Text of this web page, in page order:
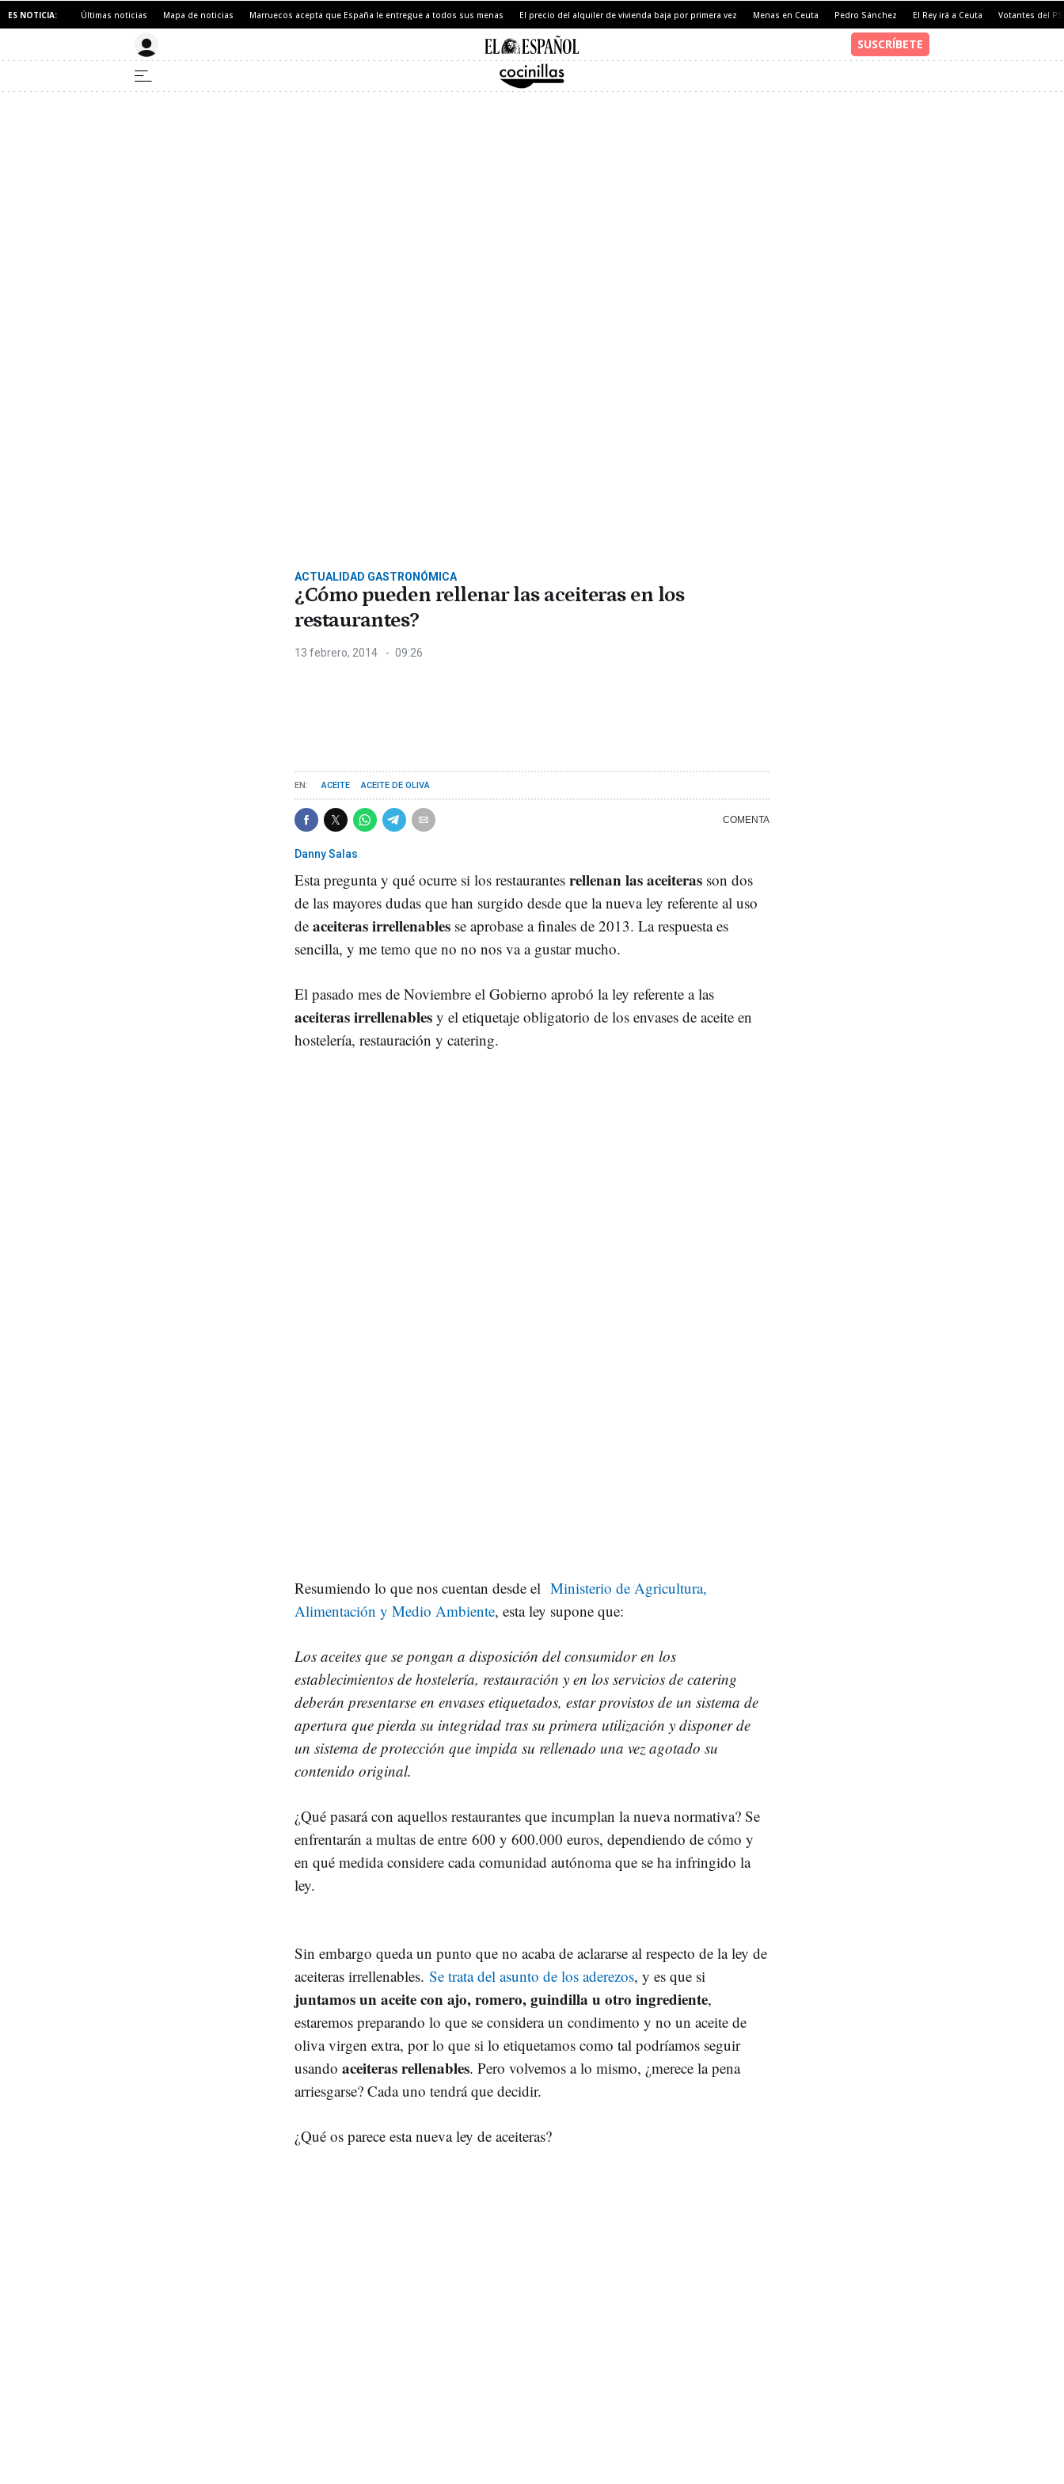
ES NOTICIA: Últimas noticias Mapa de noticias Marruecos acepta que España le entregue a todos sus menas El precio del alquiler de vivienda baja por primera vez Menas en Ceuta Pedro Sánchez El Rey irá a Ceuta Votantes del
ACTUALIDAD GASTRONÓMICA
¿Cómo pueden rellenar las aceiteras en los
restaurantes?
13 febrero, 2014 09:26
ACEITE ACEITE DE OLIVA
Danny Salas
Esta pregunta y qué ocurre si los restaurantes rellenan las aceiteras son dos
de las mayores dudas que han surgido desde que la nueva ley referente al uso
de aceiteras irrellenables se aprobase a finales de 2013. La respuesta es
sencilla, y me temo que no no nos va a gustar mucho.
El pasado mes de Noviembre el Gobierno aprobó la ley referente a las
aceiteras irrellenables y el etiquetaje obligatorio de los envases de aceite en
hostelería, restauración y catering.
Resumiendo lo que nos cuentan desde el Ministerio de Agricultura,
Alimentación y Medio Ambiente, esta ley supone que:
Los aceites que se pongan a disposición del consumidor en los
establecimientos de hostelería, restauración y en los servicios de catering
deberán presentarse en envases etiquetados, estar provistos de un sistema de
apertura que pierda su integridad tras su primera utilización y disponer de
un sistema de protección que impida su rellenado una vez agotado su
contenido original.
¿Qué pasará con aquellos restaurantes que incumplan la nueva normativa? Se
enfrentarán a multas de entre 600 y 600.000 euros, dependiendo de cómo y
en qué medida considere cada comunidad autónoma que se ha infringido la
ley.
Sin embargo queda un punto que no acaba de aclararse al respecto de la ley de
aceiteras irrellenables. Se trata del asunto de los aderezos, y es que si
juntamos un aceite con ajo, romero, guindilla u otro ingrediente,
estaremos preparando lo que se considera un condimento y no un aceite de
oliva virgen extra, por lo que si lo etiquetamos como tal podríamos seguir
usando aceiteras rellenables. Pero volvemos a lo mismo, ¿merece la pena
arriesgarse? Cada uno tendrá que decidir.
¿Qué os parece esta nueva ley de aceiteras?